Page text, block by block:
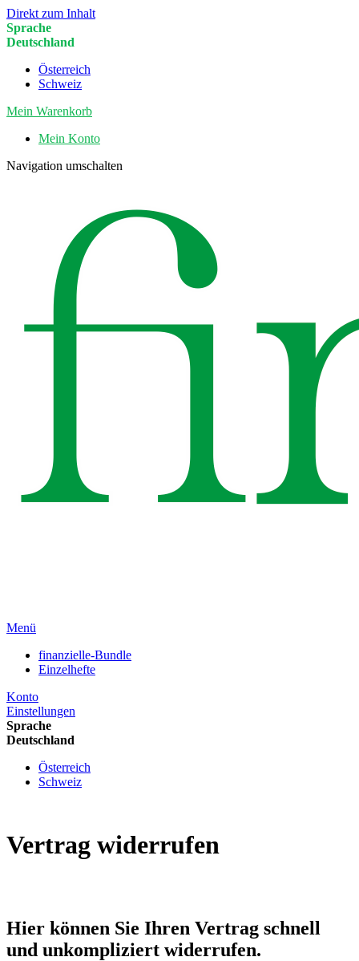
Direkt zum Inhalt
Sprache
Deutschland
Österreich
Schweiz
Mein Warenkorb
Mein Konto
Navigation umschalten
Menü
finanzielle-Bundle
Einzelhefte
Konto
Einstellungen
Sprache
Deutschland
Österreich
Schweiz
Vertrag widerrufen
Hier können Sie Ihren Vertrag schnell
und unkompliziert widerrufen.